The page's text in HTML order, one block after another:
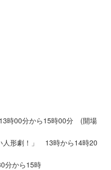
時00分から15時00分 (開場
形劇！」 13時から14時20
分から15時